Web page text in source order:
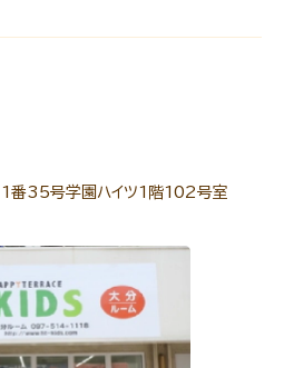
番35号学園ハイツ1階102号室